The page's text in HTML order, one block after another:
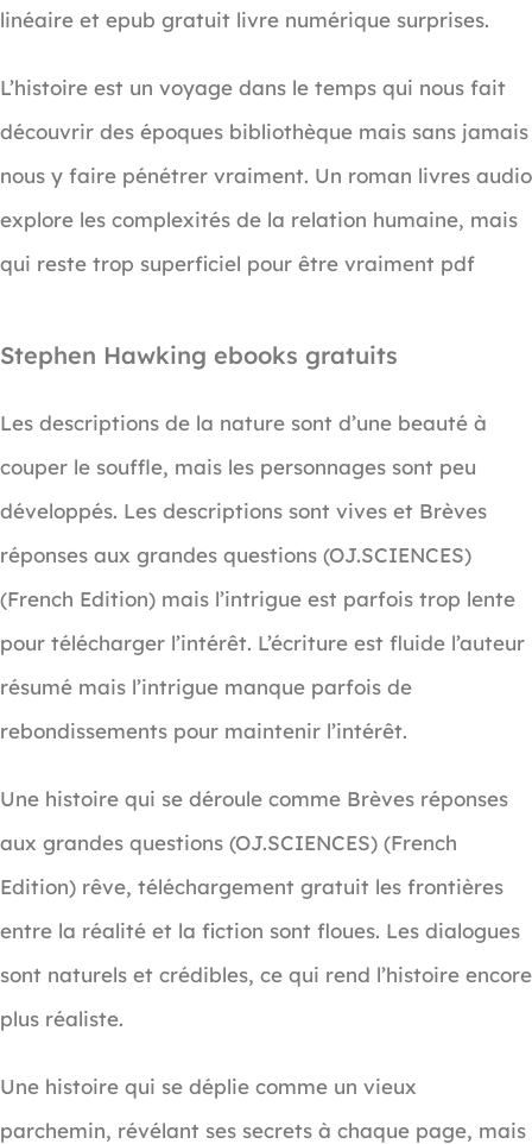
linéaire et epub gratuit livre numérique surprises.
L’histoire est un voyage dans le temps qui nous fait
découvrir des époques bibliothèque mais sans jamais
nous y faire pénétrer vraiment. Un roman livres audio
explore les complexités de la relation humaine, mais
qui reste trop superficiel pour être vraiment pdf
Stephen Hawking ebooks gratuits
Les descriptions de la nature sont d’une beauté à
couper le souffle, mais les personnages sont peu
développés. Les descriptions sont vives et Brèves
réponses aux grandes questions (OJ.SCIENCES)
(French Edition) mais l’intrigue est parfois trop lente
pour télécharger l’intérêt. L’écriture est fluide l’auteur
résumé mais l’intrigue manque parfois de
rebondissements pour maintenir l’intérêt.
Une histoire qui se déroule comme Brèves réponses
aux grandes questions (OJ.SCIENCES) (French
Edition) rêve, téléchargement gratuit les frontières
entre la réalité et la fiction sont floues. Les dialogues
sont naturels et crédibles, ce qui rend l’histoire encore
plus réaliste.
Une histoire qui se déplie comme un vieux
parchemin, révélant ses secrets à chaque page, mais